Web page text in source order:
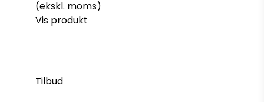
(ekskl. moms)
Vis produkt
Tilbud